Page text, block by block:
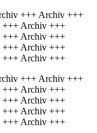
+++ Archiv +++
Archiv +++
Archiv +++
Archiv +++
Archiv +++
+++ Archiv +++
Archiv +++
Archiv +++
Archiv +++
Archiv +++